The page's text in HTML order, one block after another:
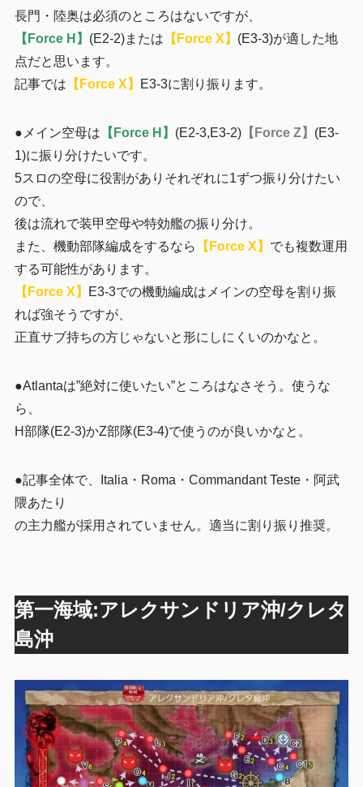
長門・陸奥は必須のところはないですが、
【Force H】 (E2-2)または 【Force X】 (E3-3)が適した地
点だと思います。
記事では 【Force X】 E3-3に割り振ります。
●メイン空母は 【Force H】 (E2-3,E3-2)【Force Z】 (E3-
1)に振り分けたいです。
5スロの空母に役割がありそれぞれに1ずつ振り分けたい
ので、
後は流れで装甲空母や特効艦の振り分け。
また、機動部隊編成をするなら
【Force X】 でも複数運用
する可能性があります。
【Force X】
E3-3での機動編成はメインの空母を割り振
れば強そうですが、
正直サブ持ちの方じゃないと形にしにくいのかなと。
●Atlantaは”絶対に使いたい”ところはなさそう。使うな
ら、
H部隊(E2-3)かZ部隊(E3-4)で使うのが良いかなと。
●記事全体で、Italia・Roma・Commandant Teste・阿武
隈あたり
の主力艦が採用されていません。適当に割り振り推奨。
第一海域:アレクサンドリア沖/クレタ
島沖